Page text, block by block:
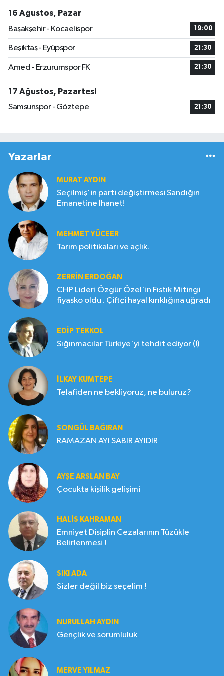
16 Ağustos, Pazar
Başakşehir - Kocaelispor
19:00
Beşiktaş - Eyüpspor 21:30
Amed - Erzurumspor FK 21:30
17 Ağustos, Pazartesi
Samsunspor - Göztepe
21:30
Yazarlar
MURAT AYDIN
Seçilmiş'in parti değiştirmesi Sandığın
Emanetine İhanet!
MEHMET YÜCEER
Tarım politikaları ve açlık.
ZERRIN ERDOĞAN
CHP Lideri Özgür Özel'in Fıstık Mitingi
fiyasko oldu . Çiftçi hayal kırıklığına uğradı
EDIP TEKKOL
Sığınmacılar Türkiye'yi tehdit ediyor (!)
İLKAY KUMTEPE
Telafiden ne bekliyoruz, ne buluruz?
SONGÜL BAĞIRAN
RAMAZAN AYI SABIR AYIDIR
AYŞE ARSLAN BAY
Çocukta kişilik gelişimi
HALIS KAHRAMAN
Emniyet Disiplin Cezalarının Tüzükle
Belirlenmesi !
SIKI ADA
Sizler değil biz seçelim !
NURULLAH AYDIN
Gençlik ve sorumluluk
MERVE YILMAZ